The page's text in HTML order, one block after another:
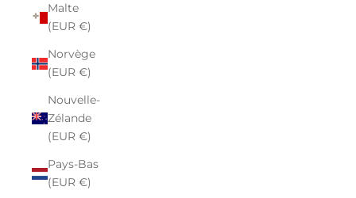
Malte
(EUR €)
Norvège
(EUR €)
Nouvelle-
Zélande
(EUR €)
Pays-Bas
(EUR €)